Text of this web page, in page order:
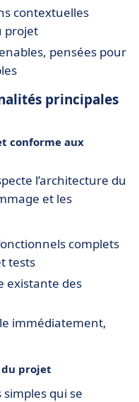
contextuelles
projet
pensées pour
principales
conforme aux
l’architecture du
et les
complets
tests
existante des
immédiatement,
du projet
qui se